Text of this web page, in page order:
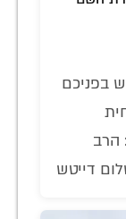
בפניכם
הרב
דייטש